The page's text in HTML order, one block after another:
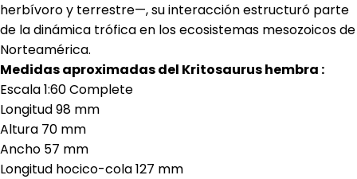
herbívoro y terrestre—, su interacción estructuró parte
de la dinámica trófica en los ecosistemas mesozoicos de
Norteamérica.
Medidas aproximadas del Kritosaurus hembra :
Escala 1:60 Complete
Longitud 98 mm
Altura 70 mm
Ancho 57 mm
Longitud hocico-cola 127 mm